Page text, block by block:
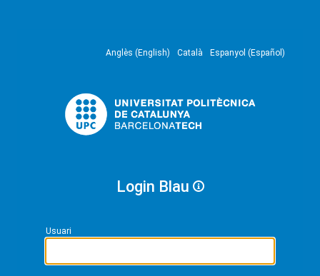
Anglès (English) Català Espanyol (Español)
Login Blau
Usuari